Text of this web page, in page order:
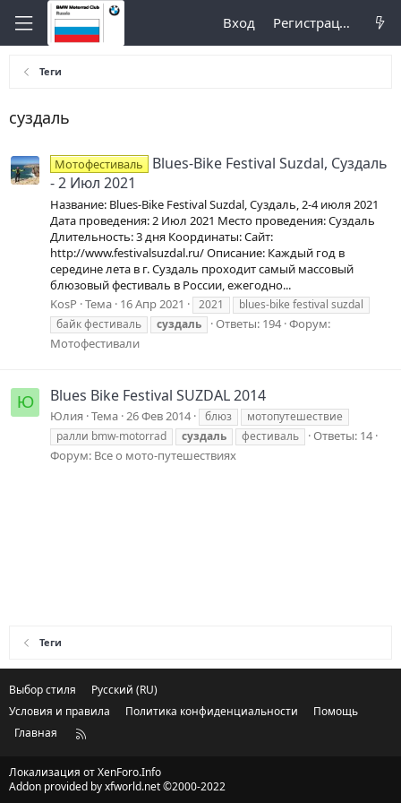
Вход Регистрация
Теги
суздаль
Мотофестиваль Blues-Bike Festival Suzdal, Суздаль
- 2 Июл 2021
Название: Blues-Bike Festival Suzdal, Суздаль, 2-4 июля 2021
Дата проведения: 2 Июл 2021 Место проведения: Суздаль
Длительность: 3 дня Координаты: Сайт:
http://www.festivalsuzdal.ru/ Описание: Каждый год в
середине лета в г. Суздаль проходит самый массовый
блюзовый фестиваль в России, ежегодно...
KosP Тема 16 Апр 2021 2021
blues-bike festival suzdal
байк фестиваль
суздаль Ответы: 194 Форум:
Мотофестивали
Ю Blues Bike Festival SUZDAL 2014
Юлия Тема 26 Фев 2014 блюз
мотопутешествие
ралли bmw-motorrad
суздаль фестиваль
Ответы: 14
Форум: Все о мото-путешествиях
Теги
Выбор стиля
Русский (RU)
Условия и правила
Политика конфиденциальности
Помощь
Главная
R
Локализация отXenForo.Info
Addon provided by xfworld.net ©2000-2022